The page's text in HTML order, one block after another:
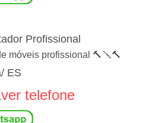
Profissional
móveis profissional 🔨🪛🔨
ES
ver telefone